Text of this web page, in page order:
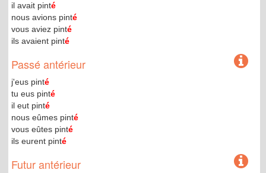
il avait pinté
nous avions pinté
vous aviez pinté
ils avaient pinté
Passé antérieur
j'eus pinté
tu eus pinté
il eut pinté
nous eûmes pinté
vous eûtes pinté
ils eurent pinté
Futur antérieur